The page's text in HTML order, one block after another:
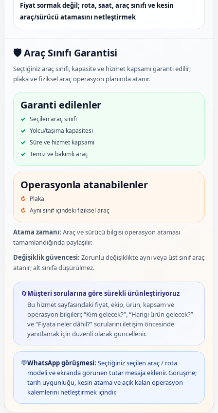
Fiyat sormak değil; rota, saat, araç sınıfı ve kesin
araç/sürücü atamasını netleştirmek
🛡️ Araç Sınıfı Garantisi
Seçtiğiniz araç sınıfı, kapasite ve hizmet kapsamı garanti edilir;
plaka ve fiziksel araç operasyon planında atanır.
Garanti edilenler
Seçilen araç sınıfı
Yolcu/taşıma kapasitesi
Süre ve hizmet kapsamı
Temiz ve bakımlı araç
Operasyonla atanabilenler
Plaka
Aynı sınıf içindeki fiziksel araç
Atama zamanı: Araç ve sürücü bilgisi operasyon ataması
tamamlandığında paylaşılır.
Değişiklik güvencesi: Zorunlu değişiklikte aynı veya üst sınıf araç
atanır; alt sınıfa düşürülmez.
🔄Müşteri sorularına göre sürekli ürünleştiriyoruz
Bu hizmet sayfasındaki fiyat, ekip, ürün, kapsam ve
operasyon bilgileri; “Kim gelecek?”, “Hangi ürün gelecek?”
ve “Fiyata neler dâhil?” sorularını iletişim öncesinde
yanıtlamak için düzenli olarak güncellenir.
💬WhatsApp görüşmesi: Seçtiğiniz seçilen araç / rota
modeli ve ekranda görünen tutar mesaja eklenir. Görüşme;
tarih uygunluğu, kesin atama ve açık kalan operasyon
kalemlerini netleştirmek içindir.